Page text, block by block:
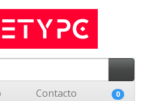
Contacto 0